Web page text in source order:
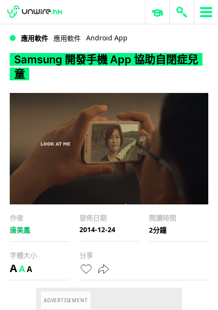
Samsung 開發手機 App 協助自閉症兒童
WWDC 2026 ERP 與商業 AI
應用軟件 應用軟件 Android App
Samsung 開發手機 App 協助自閉症兒
童
作者
唐美鳳
發佈日期
2014-12-24
閱讀時間
2分鐘
字體大小
AAA
分享
ADVERTISEMENT